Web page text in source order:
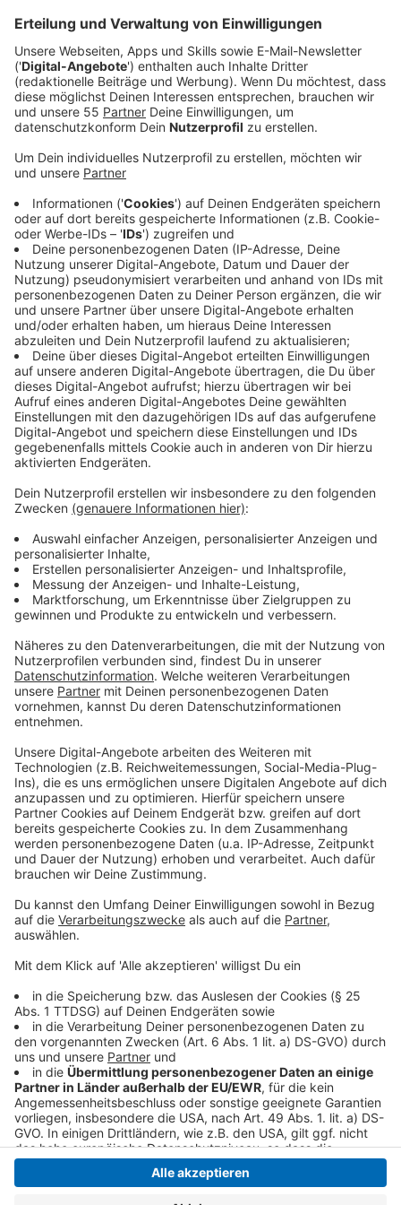
Anzeige
Für das mobile Corona-Untersuchungszentrum im Kreis
Viersen gelten ähnliche Bedingungen, wie im
Bürger des Kreises Viersen gedacht. Außerdem können
sich nur die Menschen testen lassen, die von ihrem
Hausarzt beim Untersuchungszentrum angemeldet
worden sind. Dazu müssen Patienten nicht die
Artzpraxis aufsuchen, sondern können sich eine solche
Überweisung von ihrem Hausarzt auch per Email
schicken lassen. Außerdem bietet das Zentrum noch
eine Drive-In Lösung für Autofahrer. Für den Test
müssen sie ihr Auto nicht verlassen.
Anzeige
Die Standorte im Überblick:
Mittwoch, 18. März: Viersen
Donnerstag, 19 März: Nettetal
Montag, 23 März: Viersen
Und so fort.
Die Adressen der Standorte:
Kempen: Parkplatz an der Schorndorfer Straße
Viersen: Parkplatz Festhalle, Hermann-Hülser-Platz 1
Nettetal: Parkplatz Werner-Jaeger-Sporthalle, An den
Sportplätzen 2
Anzeige